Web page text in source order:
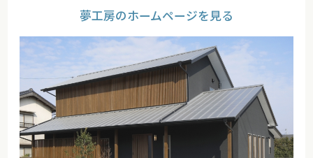
夢工房のホームページを見る